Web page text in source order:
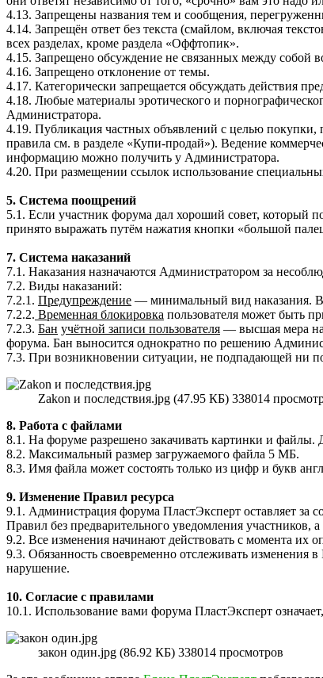
4.13. Запрещены названия тем и сообщения,
4.14. Запрещён ответ без текста (смайлом, включая
всех разделах, кроме раздела «Оффтопик».
4.15. Запрещено обсуждение не связанных между собой
4.16. Запрещено отклонение от темы.
4.17. Категорически запрещается обсуждать действия
4.18. Любые материалы эротического и
Администратора.
4.19. Публикация частных объявлений с целью покупки,
правила см. в разделе «Купи-продай»). Ведение
информацию можно получить у Администратора.
4.20. При размещении ссылок использование
5. Система поощрений
5.1. Если участник форума дал хороший совет, который
принято выражать путём нажатия кнопки «большой
7. Система наказаний
7.1. Наказания назначаются Администратором за
7.2. Виды наказаний:
7.2.1. Предупреждение — минимальный вид наказания.
7.2.2. Временная блокировка пользователя может быть
7.2.3. Бан учётной записи пользователя — высшая мера
форума. Бан выносится однократно по решению
7.3. При возникновении ситуации, не подпадающей ни
Zakon и последствия.jpg (47.95 КБ) 338014
8. Работа с файлами
8.1. На форуме разрешено закачивать картинки и
8.2. Максимальный размер загружаемого файла 5 МБ.
8.3. Имя файла может состоять только из цифр и букв
9. Изменение Правил ресурса
9.1. Администрация форума ПластЭксперт оставляет за
Правил без предварительного уведомления участников,
9.2. Все изменения начинают действовать с момента их
9.3. Обязанность своевременно отслеживать изменения
нарушение.
10. Согласие с правилами
10.1. Использование вами форума ПластЭксперт
закон один.jpg (86.92 КБ) 338014 просмотров